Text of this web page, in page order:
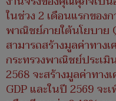
ในช่วง 2 เดือนแรกของ
พาณิชย์ภายใต้นโยบาย
สามารถสร้างมูลค่าทาง
กระทรวงพาณิชย์ประเมิ
2568 จะสร้างมูลค่าทา
GDP และในปี 2569 จ